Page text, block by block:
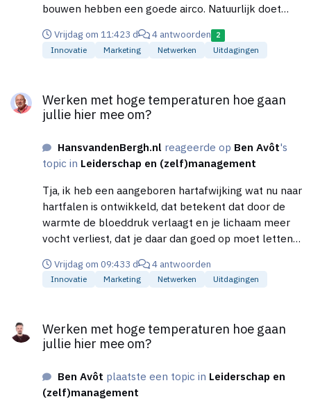
bouwen hebben een goede airco. Natuurlijk doet
zorgt er wel voor dat je lichaam zich sneller koelt.
Dus een stapje langzamer en genoeg drinken. Dit
dag koel houden. Dus ook meteen minder afval,
goedkoper water en een mooie uitstraling.
Vrijdag om 11:423 d 4 antwoorden 2
Innovatie Marketing Netwerken Uitdagingen
Werken met hoge temperaturen hoe gaan
jullie hier mee om?
HansvandenBergh.nl reageerde op Ben Avôt's
topic in Leiderschap en (zelf)management
Tja, ik heb een aangeboren hartafwijking wat nu naar
hartfalen is ontwikkeld, dat betekent dat door de
warmte de bloeddruk verlaagt en je lichaam meer
vocht verliest, dat je daar dan goed op moet letten,
medicatie, altijd verkoeling opzoeken en water bij
de hand houden. Dat heeft uiteraard op diverse
trapt de rikketik wel op de rem door evenwichts-
en/of ritmestoornissen. Dus als weersverwachting
verkoeling op in plaats van een zonnig terrasje,
totdat de zon voldoende is afgezwakt. Soms een
Vrijdag om 09:433 d 4 antwoorden
Innovatie Marketing Netwerken Uitdagingen
Werken met hoge temperaturen hoe gaan
jullie hier mee om?
Ben Avôt plaatste een topic in Leiderschap en
(zelf)management